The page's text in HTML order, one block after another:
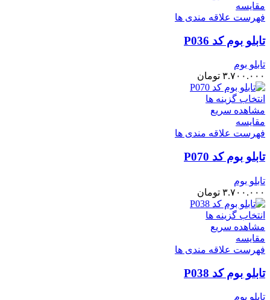
مقایسه
فهرست علاقه مندی ها
تابلو بوم کد P036
تابلو بوم
۳.۷۰۰.۰۰۰ تومان
انتخاب گزینه ها
مشاهده سریع
مقایسه
فهرست علاقه مندی ها
تابلو بوم کد P070
تابلو بوم
۳.۷۰۰.۰۰۰ تومان
انتخاب گزینه ها
مشاهده سریع
مقایسه
فهرست علاقه مندی ها
تابلو بوم کد P038
تابلو بوم